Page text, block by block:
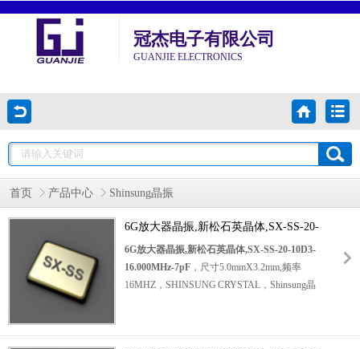
冠杰电子有限公司
GUANJIE ELECTRONICS
首页 产品中心 Shinsung晶振
6G放大器晶振,新松石英晶体,SX-SS-20-
10D3-16.000MHz-7pF
6G放大器晶振,新松石英晶体,SX-SS-20-10D3-
16.000MHz-7pF ，尺寸5.0mmX3.2mm,频率
16MHZ，SHINSUNG CRYSTAL，Shinsung晶
，石英SMD晶振，无源晶体，超小型晶振，水